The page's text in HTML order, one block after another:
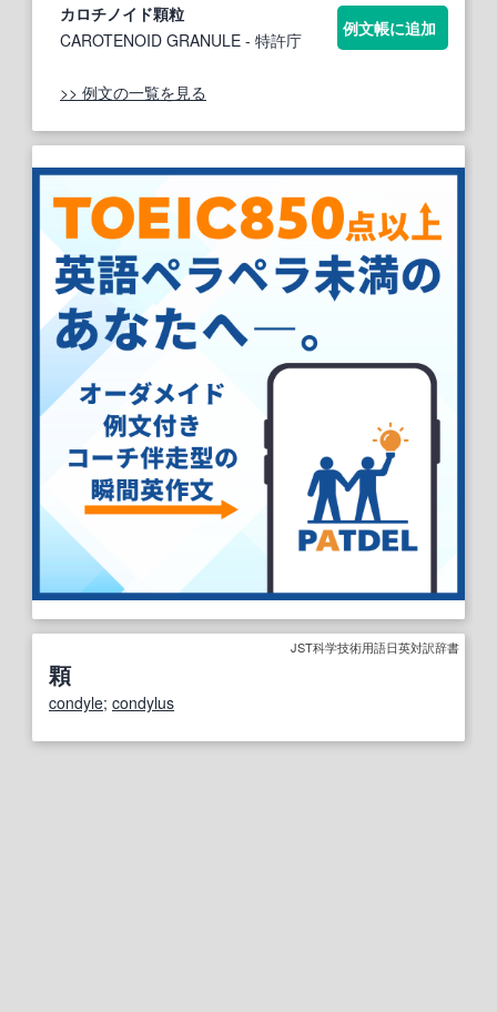
カロチノイド顆粒
CAROTENOID GRANULE - 特許庁
例文帳に追加
>> 例文の一覧を見る
JST科学技術用語日英対訳辞書
顆
condyle; condylus